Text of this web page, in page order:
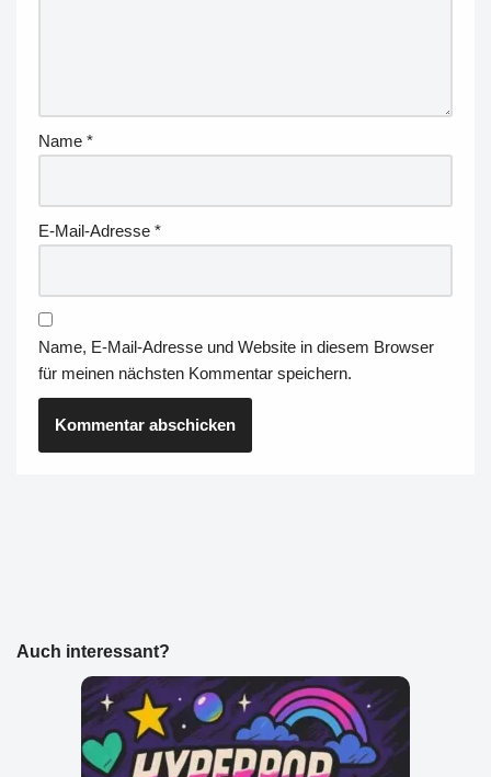
Name *
E-Mail-Adresse *
Name, E-Mail-Adresse und Website in diesem Browser
für meinen nächsten Kommentar speichern.
Auch interessant?